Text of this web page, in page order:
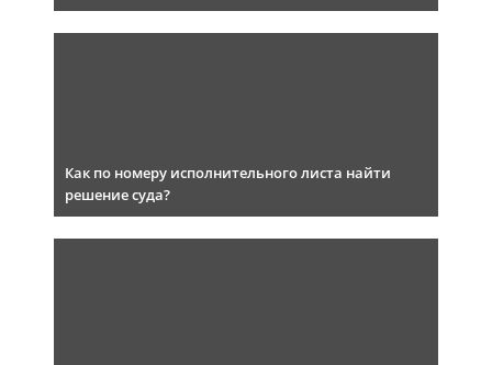
Как по номеру исполнительного листа найти
решение суда?